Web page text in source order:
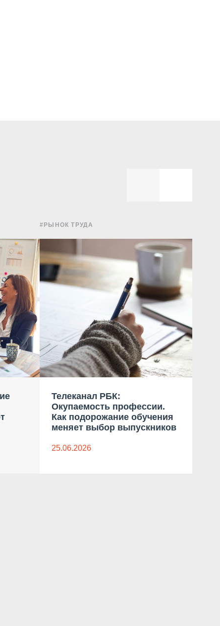
#РЫНОК ТРУДА
Телеканал РБК:
Окупаемость профессии.
Как подорожание обучения
меняет выбор выпускников
25.06.2026